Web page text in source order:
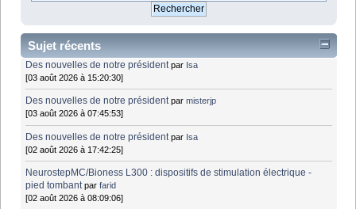
Sujet récents
Des nouvelles de notre président par Isa
[03 août 2026 à 15:20:30]
Des nouvelles de notre président parmisterjp
[03 août 2026 à 07:45:53]
Des nouvelles de notre président par Isa
[02 août 2026 à 17:42:25]
NeurostepMC/Bioness L300 : dispositifs de stimulation électrique -
pied tombant parfarid
[02 août 2026 à 08:09:06]